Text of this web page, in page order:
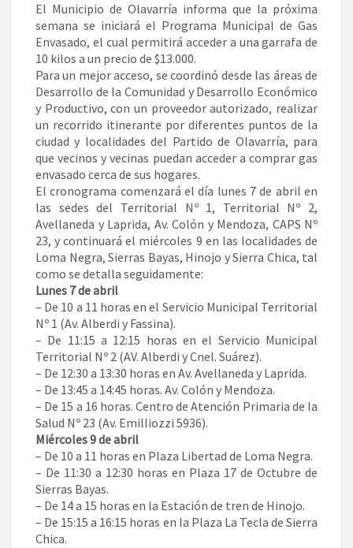
El Municipio de Olavarría informa que la próxima
semana se iniciará el Programa Municipal de Gas
Envasado, el cual permitirá acceder a una garrafa de
10 kilos a un precio de $13.000.
Para un mejor acceso, se coordinó desde las áreas de
Desarrollo de la Comunidad y Desarrollo Económico
y Productivo, con un proveedor autorizado, realizar
un recorrido itinerante por diferentes puntos de la
ciudad y localidades del Partido de Olavarría, para
que vecinos y vecinas puedan acceder a comprar gas
envasado cerca de sus hogares.
El cronograma comenzará el día lunes 7 de abril en
las sedes del Territorial Nº 1, Territorial Nº 2,
Avellaneda y Laprida, Av. Colón y Mendoza, CAPS Nº
23, y continuará el miércoles 9 en las localidades de
Loma Negra, Sierras Bayas, Hinojo y Sierra Chica, tal
como se detalla seguidamente:
Lunes 7 de abril
– De 10 a 11 horas en el Servicio Municipal Territorial
Nº 1 (Av. Alberdi y Fassina).
– De 11:15 a 12:15 horas en el Servicio Municipal
Territorial Nº 2 (AV. Alberdi y Cnel. Suárez).
– De 12:30 a 13:30 horas en Av. Avellaneda y Laprida.
– De 13:45 a 14:45 horas. Av. Colón y Mendoza.
– De 15 a 16 horas. Centro de Atención Primaria de la
Salud Nº 23 (Av. Emilliozzi 5936).
Miércoles 9 de abril
– De 10 a 11 horas en Plaza Libertad de Loma Negra.
– De 11:30 a 12:30 horas en Plaza 17 de Octubre de
Sierras Bayas.
– De 14 a 15 horas en la Estación de tren de Hinojo.
– De 15:15 a 16:15 horas en la Plaza La Tecla de Sierra
Chica.